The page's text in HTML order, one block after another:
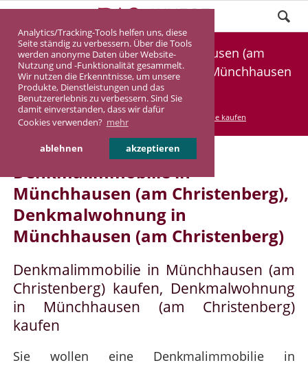
Analytics/Tracking-Tools helfen uns, diese
Seite ständig zu verbessern. Über die Tools
werden anonyme Daten über Website-
Nutzung und -Funktionalität gesammelt.
Wir nutzen die Erkenntnisse, um unsere
Produkte, Dienstleistungen und das
Benutzererlebnis zu verbessern. Sind Sie
damit einverstanden, dass wir dafür
Cookies verwenden? mehr
ablehnen akzeptieren
Denkmalimmobilie Münchhausen (am
Christenberg), Denkmalwohnung Münchhausen
(am Christenberg)
DASINVEST Service Denkmalimmobilie kaufen
Denkmalimmobilie in
Münchhausen (am Christenberg),
Denkmalwohnung in
Münchhausen (am Christenberg)
Denkmalimmobilie in Münchhausen (am
Christenberg) kaufen, Denkmalwohnung
in Münchhausen (am Christenberg)
kaufen
Sie wollen eine Denkmalimmobilie in